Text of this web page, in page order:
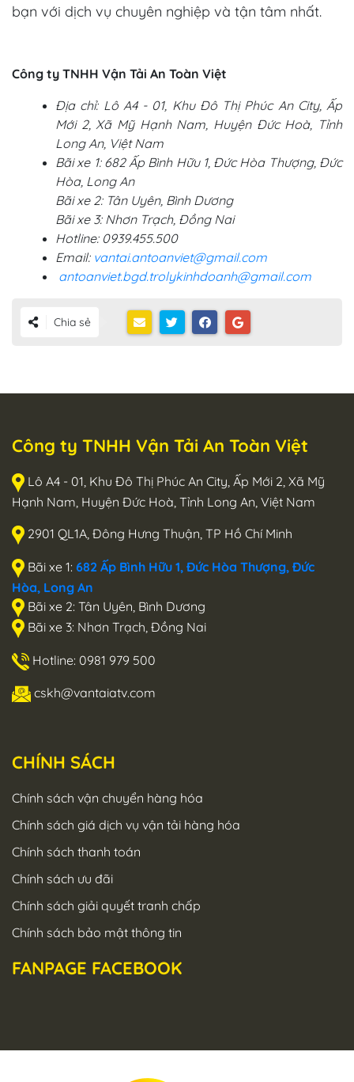
bạn với dịch vụ chuyên nghiệp và tận tâm nhất.
Công ty TNHH Vận Tải An Toàn Việt
Địa chỉ: Lô A4 - 01, Khu Đô Thị Phúc An City, Ấp
Mới 2, Xã Mỹ Hạnh Nam, Huyện Đức Hoà, Tỉnh
Long An, Việt Nam
Bãi xe 1: 682 Ấp Bình Hữu 1, Đức Hòa Thượng, Đức
Hòa, Long An
Bãi xe 2: Tân Uyên, Bình Dương
Bãi xe 3: Nhơn Trạch, Đồng Nai
Hotline: 0939.455.500
Email: vantai.antoanviet@gmail.com
antoanviet.bgd.trolykinhdoanh@gmail.com
Chia sẻ
Công ty TNHH Vận Tải An Toàn Việt
Lô A4 - 01, Khu Đô Thị Phúc An City, Ấp Mới 2, Xã Mỹ
Hạnh Nam, Huyện Đức Hoà, Tỉnh Long An, Việt Nam
2901 QL1A, Đông Hưng Thuận, TP Hồ Chí Minh
Bãi xe 1: 682 Ấp Bình Hữu 1, Đức Hòa Thượng, Đức
Hòa, Long An
Bãi xe 2: Tân Uyên, Bình Dương
Bãi xe 3: Nhơn Trạch, Đồng Nai
Hotline: 0981 979 500
cskh@vantaiatv.com
CHÍNH SÁCH
Chính sách vận chuyển hàng hóa
Chính sách giá dịch vụ vận tải hàng hóa
Chính sách thanh toán
Chính sách ưu đãi
Chính sách giải quyết tranh chấp
Chính sách bảo mật thông tin
FANPAGE FACEBOOK